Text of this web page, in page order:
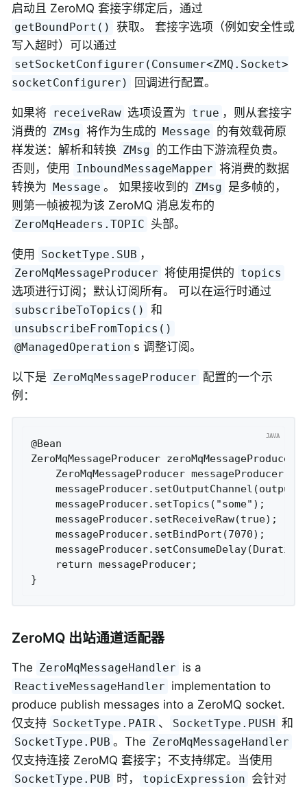
启动且 ZeroMQ 套接字绑定后，通过
getBoundPort()
获取。 套接字选项（例如安全性或
写入超时）可以通过
setSocketConfigurer(Consumer<ZMQ.Socket>
socketConfigurer)
回调进行配置。
如果将 receiveRaw 选项设置为 true ，则从套接字
消费的 ZMsg 将作为生成的 Message 的有效载荷原
样发送：解析和转换 ZMsg 的工作由下游流程负责。
否则，使用
InboundMessageMapper 将消费的数据
转换为 Message 。 如果接收到的 ZMsg 是多帧的，
则第一帧被视为该 ZeroMQ 消息发布的
ZeroMqHeaders.TOPIC 头部。
使用 SocketType.SUB ，
ZeroMqMessageProducer 将使用提供的 topics
选项进行订阅；默认订阅所有。 可以在运行时通过
subscribeToTopics() 和
unsubscribeFromTopics()
@ManagedOperation s 调整订阅。
以下是 ZeroMqMessageProducer 配置的一个示
例：
@Bean
ZeroMqMessageProducer
ZeroMqMessageProducer messageProducer =
    messageProducer.setTopics("some");
    messageProducer.setReceiveRaw(true);
    messageProducer.setBindPort(7070);
    return messageProducer;
ZeroMQ 出站通道适配器
The ZeroMqMessageHandler is a
ReactiveMessageHandler implementation to
produce publish messages into a ZeroMQ socket.
仅支持 SocketType.PAIR 、 SocketType.PUSH 和
SocketType.PUB 。The ZeroMqMessageHandler
仅支持连接 ZeroMQ 套接字；不支持绑定。当使用
SocketType.PUB 时， topicExpression 会针对